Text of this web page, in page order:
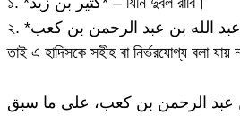
তাই এ হাদিসকে সহীহ বা নির্ভরযোগ্য বলা যায়